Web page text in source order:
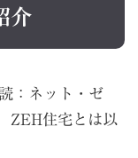
介
：ネット・ゼ
ZEH住宅とは以